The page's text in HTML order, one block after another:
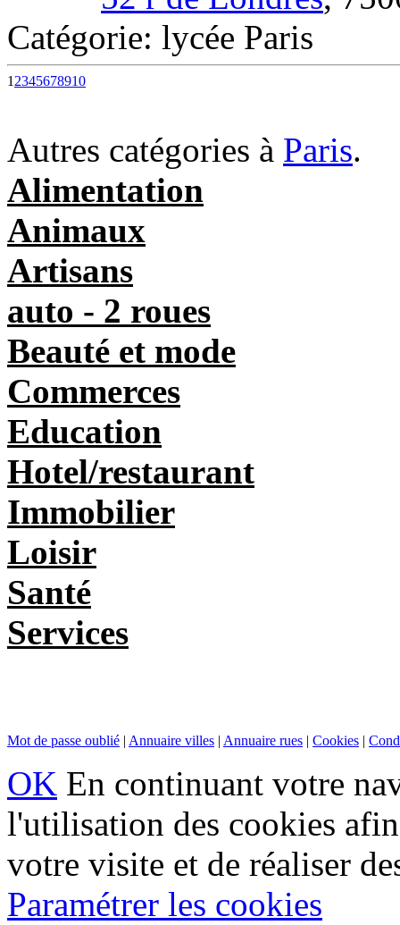
Catégorie: lycée Paris
12345678910
Autres catégories à Paris.
Alimentation
Animaux
Artisans
auto - 2 roues
Beauté et mode
Commerces
Education
Hotel/restaurant
Immobilier
Loisir
Santé
Services
Mot de passe oublié | Annuaire villes | Annuaire rues | Cookies |
OK En continuant votre
l'utilisation des cookies
votre visite et de réaliser
Paramétrer les cookies